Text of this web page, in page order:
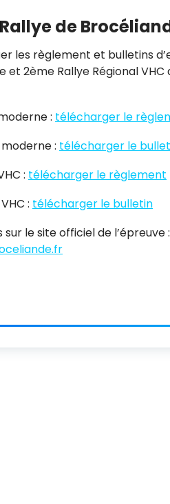
de
les règlement et bulletins
et 2ème Rallye Régional
: télécharger le
: télécharger le
: télécharger le règlement
: télécharger le bulletin
le site officiel de l’épreuve :